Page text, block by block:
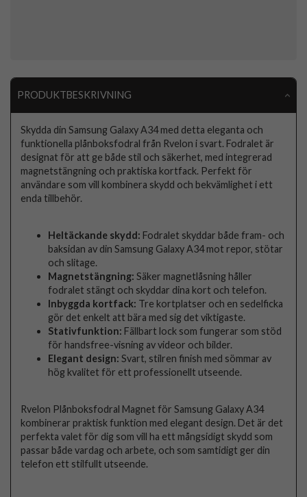
PRODUKTBESKRIVNING
Skydda din Samsung Galaxy A34 med detta eleganta och
funktionella plånboksfodral från Rvelon i svart. Fodralet är
designat för att ge både stil och säkerhet, med integrerad
magnetstängning och praktiska kortfack. Perfekt för
användare som vill kombinera skydd och bekvämlighet i ett
enda tillbehör.
Heltäckande skydd: Fodralet skyddar både fram- och
baksidan av din Samsung Galaxy A34 mot repor, stötar
och slitage.
Magnetstängning: Säker magnetlåsning håller
fodralet stängt och skyddar dina kort och telefon.
Inbyggda kortfack: Tre kortplatser och en sedelficka
gör det enkelt att bära med sig det viktigaste.
Stativfunktion: Fällbart lock som fungerar som stöd
för handsfree-visning av videor och bilder.
Elegant design: Svart, stilren finish med sömmar av
hög kvalitet för ett professionellt utseende.
Rvelon Plånboksfodral Magnet för Samsung Galaxy A34
kombinerar praktisk funktion med elegant design. Det är det
perfekta valet för dig som vill ha ett mångsidigt skydd som
passar både vardag och arbete, och som samtidigt ger din
telefon ett stilfullt utseende.